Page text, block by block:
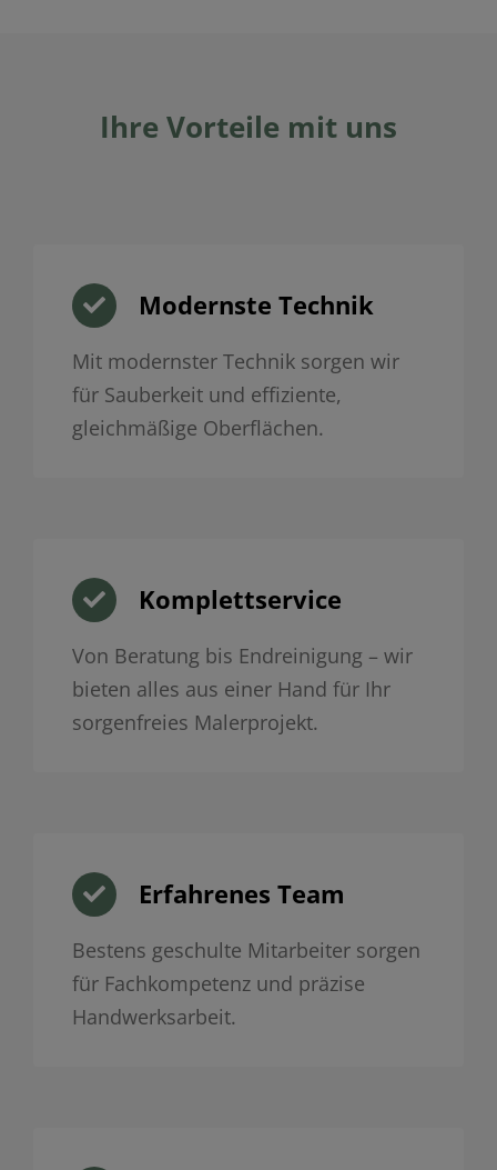
Ihre Vorteile mit uns
Modernste Technik
Mit modernster Technik sorgen wir
für Sauberkeit und effiziente,
gleichmäßige Oberflächen.
Komplettservice
Von Beratung bis Endreinigung – wir
bieten alles aus einer Hand für Ihr
sorgenfreies Malerprojekt.
Erfahrenes Team
Bestens geschulte Mitarbeiter sorgen
für Fachkompetenz und präzise
Handwerksarbeit.